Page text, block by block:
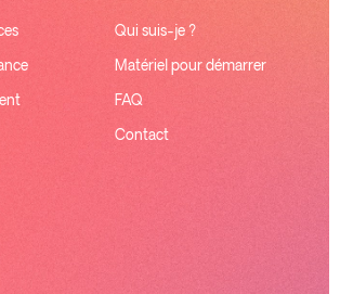
Qui suis-je ?
Matériel pour démarrer
FAQ
Contact